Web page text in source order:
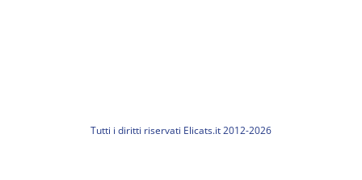
Tutti i diritti riservati Elicats.it 2012-2026